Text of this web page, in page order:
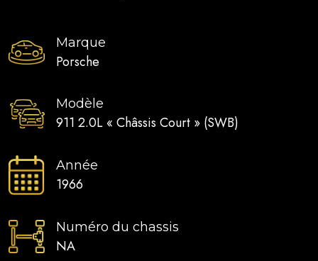
Marque
Porsche
Modèle
911 2.0L « Châssis Court » (SWB)
Année
1966
Numéro du chassis
NA